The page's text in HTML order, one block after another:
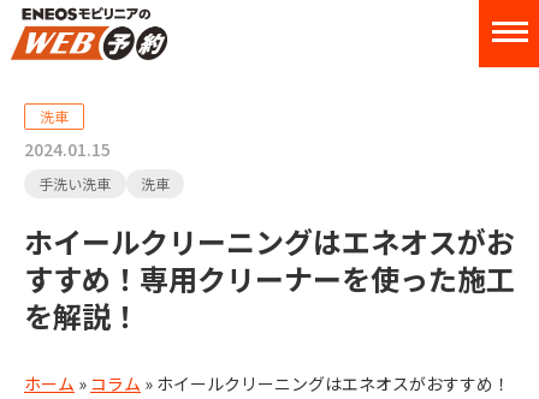
洗車
2024.01.15
手洗い洗車 洗車
ホイールクリーニングはエネオスがお
すすめ！専用クリーナーを使った施工
を解説！
ホーム » コラム » ホイールクリーニングはエネオスがおすすめ！